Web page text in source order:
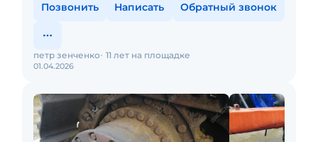
Позвонить Написать Обратный звонок
01.04.2026
петр зенченко 11 лет на площадке